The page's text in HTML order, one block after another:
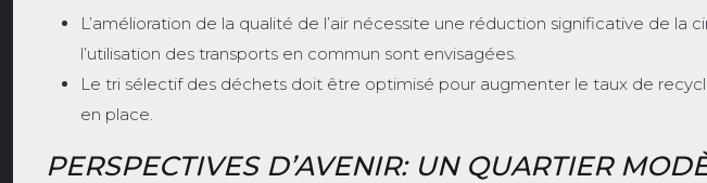
L’amélioration de la qualité de l’air nécessite une réduction significative de
l’utilisation des transports en commun sont envisagées.
Le tri sélectif des déchets doit être optimisé pour augmenter le taux de
en place.
PERSPECTIVES D’AVENIR: UN QUARTIER